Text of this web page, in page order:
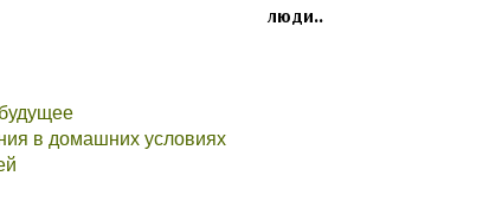
люди..
в домашних условиях